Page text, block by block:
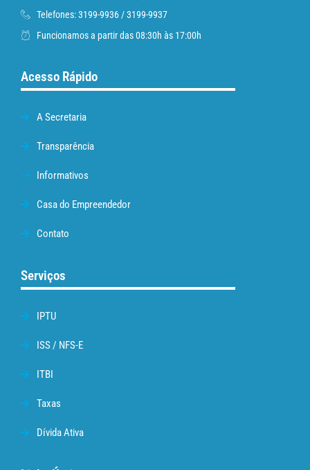
Telefones: 3199-9936 / 3199-9937
Funcionamos a partir das 08:30h às 17:00h
Acesso Rápido
A Secretaria
Transparência
Informativos
Casa do Empreendedor
Contato
Serviços
IPTU
ISS / NFS-E
ITBI
Taxas
Dívida Ativa